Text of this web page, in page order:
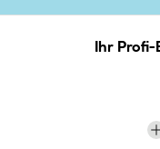
Ihr